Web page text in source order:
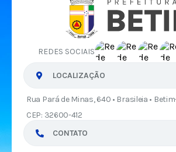
REDES SOCIAIS
LOCALIZAÇÃO
Rua Pará de Minas, 640 • Brasileia •
CEP: 32600-412
CONTATO